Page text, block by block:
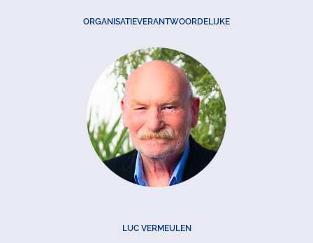
ORGANISATIEVERANTWOORDELIJKE
LUC VERMEULEN